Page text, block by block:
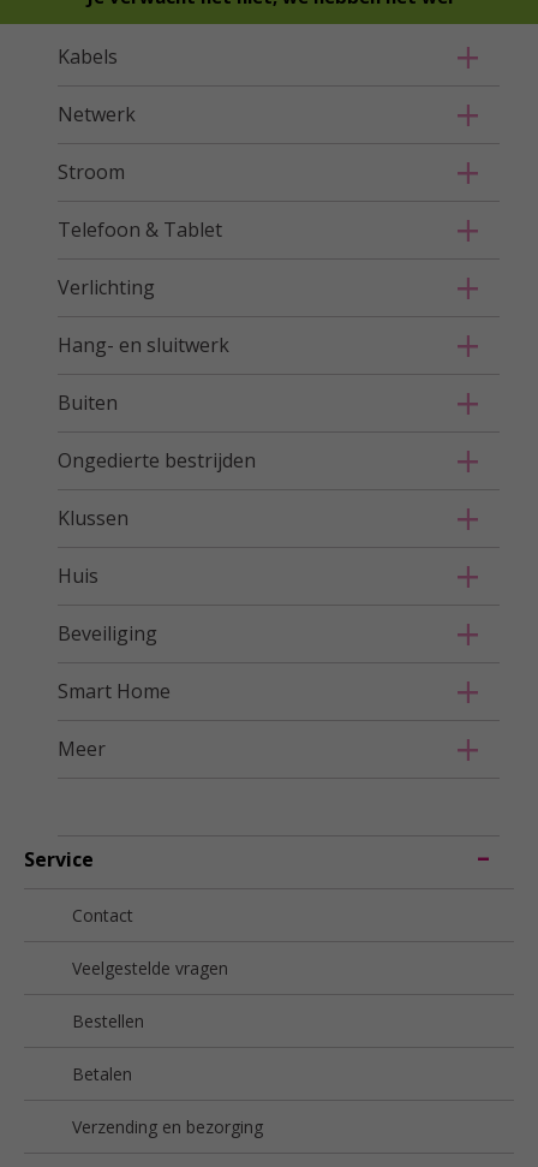
Kabels
Netwerk
Stroom
Telefoon & Tablet
Verlichting
Hang- en sluitwerk
Buiten
Ongedierte bestrijden
Klussen
Huis
Beveiliging
Smart Home
Meer
Service
Contact
Veelgestelde vragen
Bestellen
Betalen
Verzending en bezorging